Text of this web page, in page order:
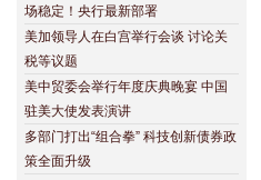
场稳定！央行最新部署
美加领导人在白宫举行会谈 讨论关
税等议题
美中贸委会举行年度庆典晚宴 中国
驻美大使发表演讲
多部门打出“组合拳” 科技创新债券政
策全面升级